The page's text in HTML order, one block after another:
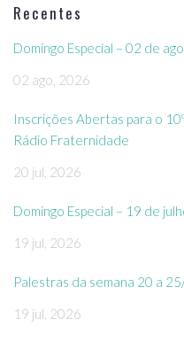
Recentes
Domingo Especial – 02 de
02 ago, 2026
Inscrições Abertas para o
Rádio Fraternidade
20 jul, 2026
Domingo Especial – 19 de
19 jul, 2026
Palestras da semana 20 a
19 jul, 2026